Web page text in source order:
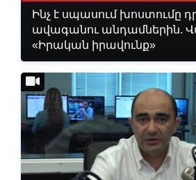
Ինչ է սպասում խոստումը
ավագանու անդամներին.
«Իրական իրավունք»